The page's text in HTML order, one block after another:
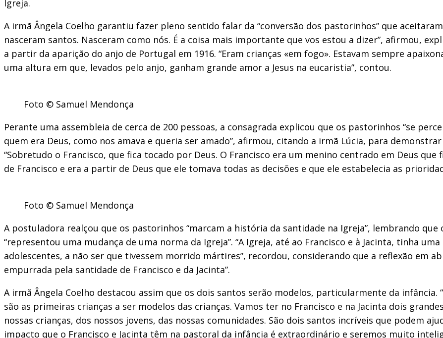
Igreja.
A irmã Ângela Coelho garantiu fazer pleno sentido falar da “conversão dos pastorinhos” que
nasceram santos. Nasceram como nós. É a coisa mais importante que vos estou a dizer”, afirmou,
a partir da aparição do anjo de Portugal em 1916. “Eram crianças «em fogo». Estavam sempre
uma altura em que, levados pelo anjo, ganham grande amor a Jesus na eucaristia”, contou.
Foto © Samuel Mendonça
Perante uma assembleia de cerca de 200 pessoas, a consagrada explicou que os pastorinhos “se
quem era Deus, como nos amava e queria ser amado”, afirmou, citando a irmã Lúcia, para
“Sobretudo o Francisco, que fica tocado por Deus. O Francisco era um menino centrado em Deus
de Francisco e era a partir de Deus que ele tomava todas as decisões e que ele estabelecia as
Foto © Samuel Mendonça
A postuladora realçou que os pastorinhos “marcam a história da santidade na Igreja”, lembrando que
“representou uma mudança de uma norma da Igreja”. “A Igreja, até ao Francisco e à Jacinta, tinha
adolescentes, a não ser que tivessem morrido mártires”, recordou, considerando que a reflexão em
empurrada pela santidade de Francisco e da Jacinta”.
A irmã Ângela Coelho destacou assim que os dois santos serão modelos, particularmente da
são as primeiras crianças a ser modelos das crianças. Vamos ter no Francisco e na Jacinta dois
nossas crianças, dos nossos jovens, das nossas comunidades. São dois santos incríveis que podem
impacto que o Francisco e Jacinta têm na pastoral da infância é extraordinário e seremos muito